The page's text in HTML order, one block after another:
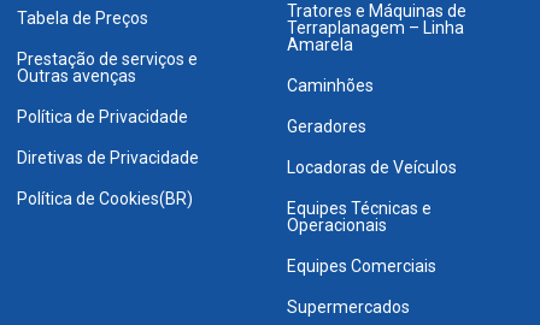
Tabela de Preços
Prestação de serviços e
Outras avenças
Política de Privacidade
Diretivas de Privacidade
Política de Cookies(BR)
Tratores e Máquinas de
Terraplanagem – Linha
Amarela
Caminhões
Geradores
Locadoras de Veículos
Equipes Técnicas e
Operacionais
Equipes Comerciais
Supermercados